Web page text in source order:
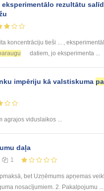
eksperimentālo rezultātu
koncentrāciju tieši ... ,
datiem, jo eksperimenta ...
impēriju kā valstiskuma
agrajos viduslaikos ...
daļa
1
bet Uzņēmums apņemas
nosacījumiem. 2. Pakalpojumu ...